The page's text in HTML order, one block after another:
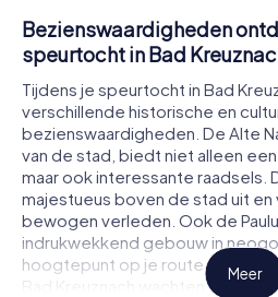
Bezienswaardigheden
speurtocht in Bad
Tijdens je speurtocht in Bad
verschillende historische en
bezienswaardigheden. De Alte
van de stad, biedt niet alleen
maar ook interessante raadsels.
majestueus boven de stad uit
bewogen verleden. Ook de
indrukwekkend gebouw in
hoogtepunt op je route. Bij elke
Bad Kreuznach wachten
Meer